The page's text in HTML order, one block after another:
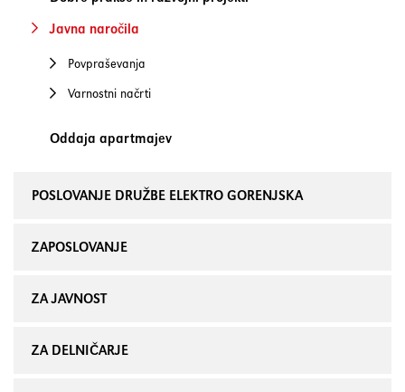
Javna naročila
Povpraševanja
Varnostni načrti
Oddaja apartmajev
POSLOVANJE DRUŽBE ELEKTRO GORENJSKA
ZAPOSLOVANJE
ZA JAVNOST
ZA DELNIČARJE